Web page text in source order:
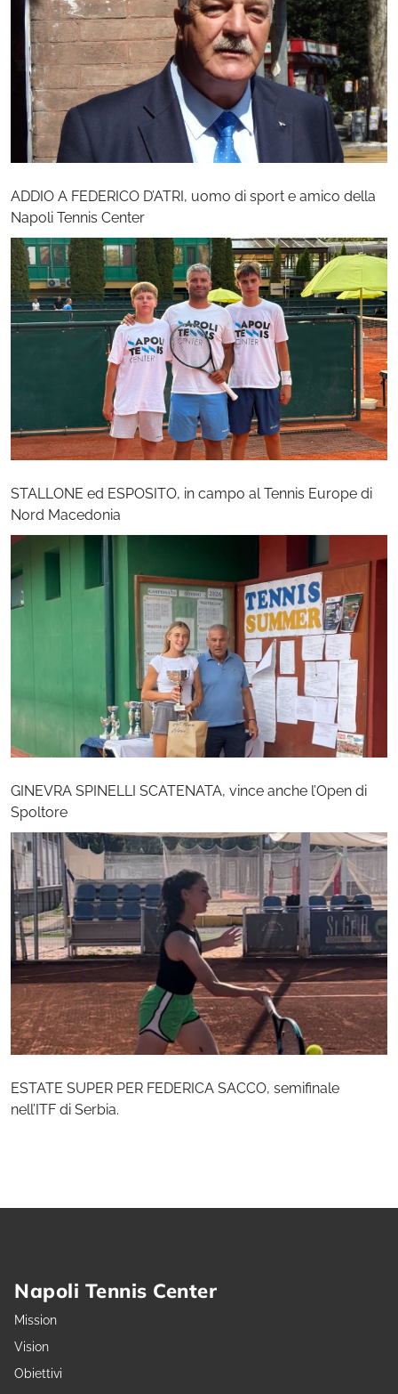
ADDIO A FEDERICO D’ATRI, uomo di sport e amico della
Napoli Tennis Center
STALLONE ed ESPOSITO, in campo al Tennis Europe di
Nord Macedonia
GINEVRA SPINELLI SCATENATA, vince anche l’Open di
Spoltore
ESTATE SUPER PER FEDERICA SACCO, semifinale
nell’ITF di Serbia.
Napoli Tennis Center
Mission
Vision
Obiettivi